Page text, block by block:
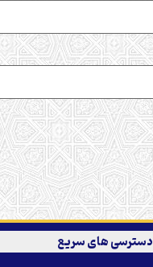
دسترسی های سریع